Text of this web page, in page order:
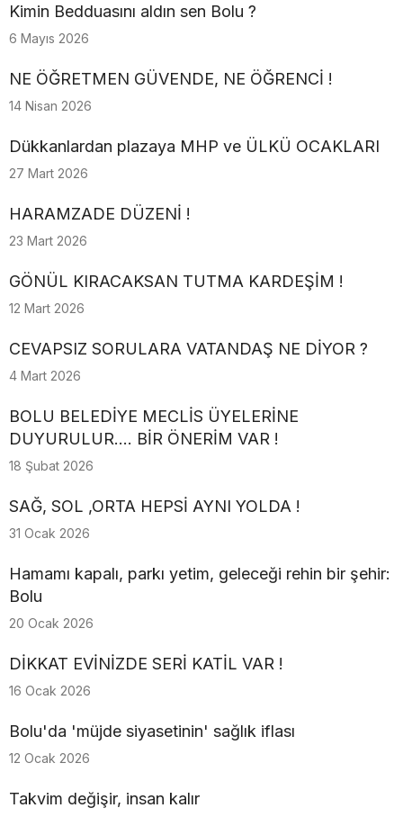
Kimin Bedduasını aldın sen Bolu ?
6 Mayıs 2026
NE ÖĞRETMEN GÜVENDE, NE ÖĞRENCİ !
14 Nisan 2026
Dükkanlardan plazaya MHP ve ÜLKÜ OCAKLARI
27 Mart 2026
HARAMZADE DÜZENİ !
23 Mart 2026
GÖNÜL KIRACAKSAN TUTMA KARDEŞİM !
12 Mart 2026
CEVAPSIZ SORULARA VATANDAŞ NE DİYOR ?
4 Mart 2026
BOLU BELEDİYE MECLİS ÜYELERİNE
DUYURULUR.... BİR ÖNERİM VAR !
18 Şubat 2026
SAĞ, SOL ,ORTA HEPSİ AYNI YOLDA !
31 Ocak 2026
Hamamı kapalı, parkı yetim, geleceği rehin bir şehir:
Bolu
20 Ocak 2026
DİKKAT EVİNİZDE SERİ KATİL VAR !
16 Ocak 2026
Bolu'da 'müjde siyasetinin' sağlık iflası
12 Ocak 2026
Takvim değişir, insan kalır